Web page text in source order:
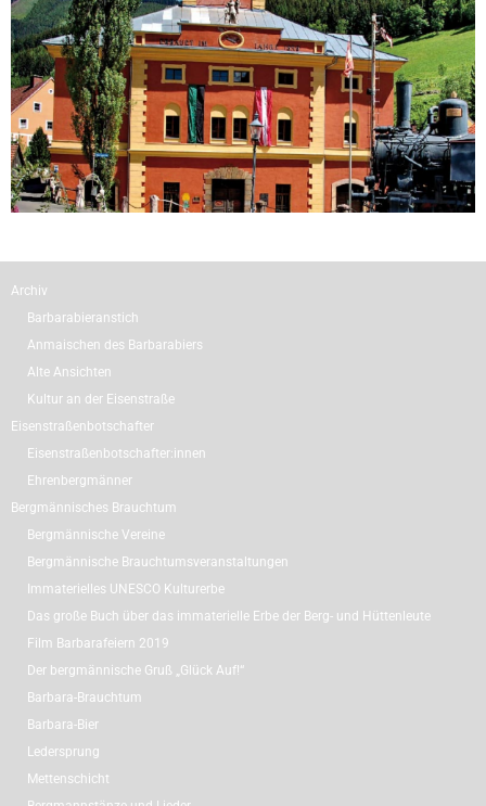
Archiv
Barbarabieranstich
Anmaischen des Barbarabiers
Alte Ansichten
Kultur an der Eisenstraße
Eisenstraßenbotschafter
Eisenstraßenbotschafter:innen
Ehrenbergmänner
Bergmännisches Brauchtum
Bergmännische Vereine
Bergmännische Brauchtumsveranstaltungen
Immaterielles UNESCO Kulturerbe
Das große Buch über das immaterielle Erbe der Berg- und Hüttenleute
Film Barbarafeiern 2019
Der bergmännische Gruß „Glück Auf!“
Barbara-Brauchtum
Barbara-Bier
Ledersprung
Mettenschicht